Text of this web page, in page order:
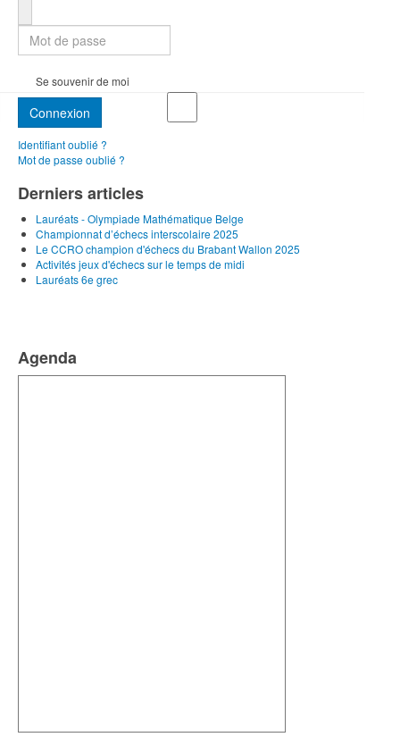
Se souvenir de moi
Connexion
Identifiant oublié ?
Mot de passe oublié ?
Derniers articles
Lauréats - Olympiade Mathématique Belge
Championnat d’échecs interscolaire 2025
Le CCRO champion d'échecs du Brabant Wallon 2025
Activités jeux d'échecs sur le temps de midi
Lauréats 6e grec
Agenda